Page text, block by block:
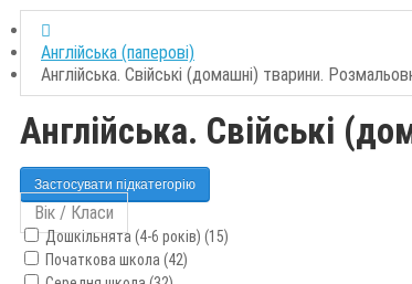
Англійська (паперові)
Англійська. Свійські (домашні) тварини.
Англійська. Свійські
Застосувати підкатегорію
Вік / Класи
Дошкільнята (4-6 років) (15)
Початкова школа (42)